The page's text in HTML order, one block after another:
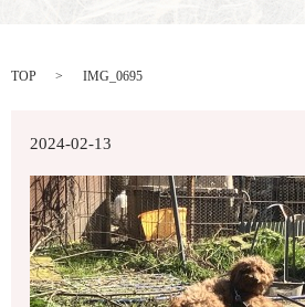
TOP IMG_0695
2024-02-13